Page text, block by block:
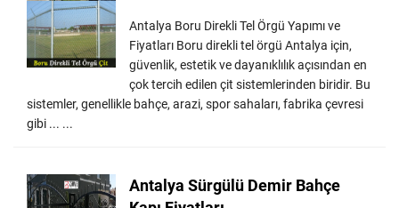
Antalya Boru Direkli Tel Örgü Yapımı ve
Fiyatları Boru direkli tel örgü Antalya için,
güvenlik, estetik ve dayanıklılık açısından en
çok tercih edilen çit sistemlerinden biridir. Bu
sistemler, genellikle bahçe, arazi, spor sahaları, fabrika çevresi
gibi ... ...
Antalya Sürgülü Demir Bahçe